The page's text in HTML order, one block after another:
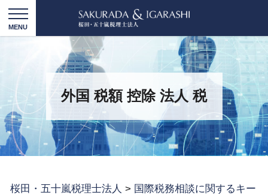
外国 税額 控除 法人 税
桜田・五十嵐税理士法人 > 国際税務相談に関するキー